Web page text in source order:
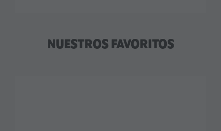
NUESTROS FAVORITOS